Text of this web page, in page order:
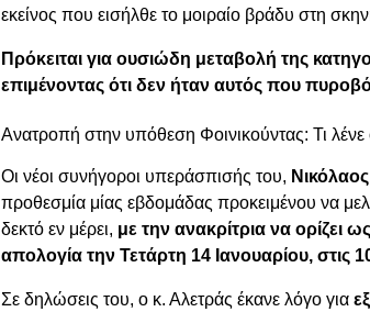
εκείνος που εισήλθε το μοιραίο βράδυ στη
Πρόκειται για ουσιώδη μεταβολή της
επιμένοντας ότι δεν ήταν αυτός που
Ανατροπή στην υπόθεση Φοινικούντας: Τι λένε
Οι νέοι συνήγοροι υπεράσπισής του,
προθεσμία μίας εβδομάδας προκειμένου να
δεκτό εν μέρει, με την ανακρίτρια να ορίζει
απολογία την Τετάρτη 14 Ιανουαρίου, στις
Σε δηλώσεις του, ο κ. Αλετράς έκανε λόγο για